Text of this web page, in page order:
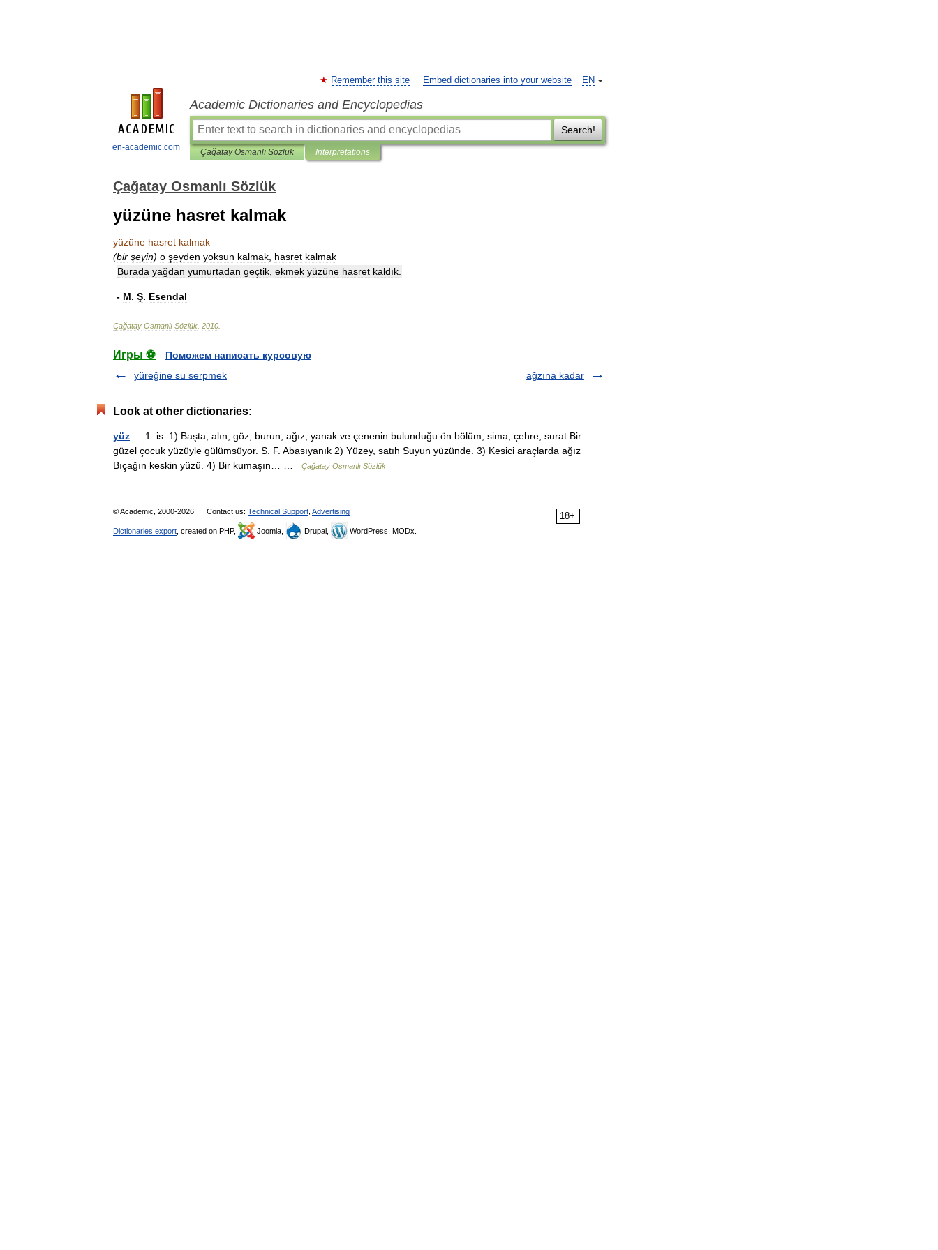
en-academic.com
EN
Remember this site Embed dictionaries into your website
Academic Dictionaries and Encyclopedias
Search!
Çağatay Osmanlı Sözlük Interpretations
Çağatay Osmanlı Sözlük
yüzüne hasret kalmak
yüzüne hasret kalmak
(bir şeyin) o şeyden yoksun kalmak hasret kalmak
Burada yağdan yumurtadan geçtik ekmek yüzüne hasret kaldık
- M. Ş. Esendal
Çağatay Osmanlı Sözlük 2010
Игры ⚽
Поможем написать курсовую
yüreğine su serpmek
ağzına kadar
Look at other dictionaries:
yüz — 1. is. 1) Başta, alın, göz, burun, ağız, yanak ve çenenin bulunduğu ön bölüm, sima, çehre, surat Bir
güzel çocuk yüzüyle gülümsüyor. S. F. Abasıyanık 2) Yüzey, satıh Suyun yüzünde. 3) Kesici araçlarda ağız
Bıçağın keskin yüzü. 4) Bir kumaşın… …
Çağatay Osmanlı Sözlük
18+
© Academic, 2000-2026 Contact us: Technical Support Advertising
Dictionaries export , created on PHP, Joomla, Drupal, WordPress, MODx.